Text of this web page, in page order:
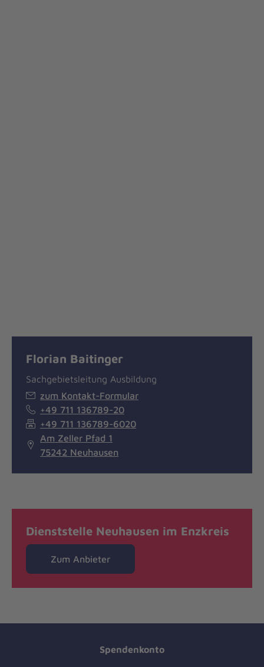
Florian Baitinger
Sachgebietsleitung Ausbildung
zum Kontakt-Formular
+49 711 136789-20
+49 711 136789-6020
Am Zeller Pfad 1
75242 Neuhausen
Dienststelle Neuhausen im Enzkreis
Zum Anbieter
Spendenkonto